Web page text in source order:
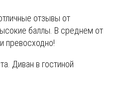
отзывы от
баллы. В среднем от
превосходно!
Диван в гостиной